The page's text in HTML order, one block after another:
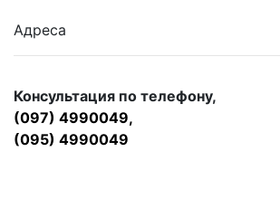
Адреса
Консультация по телефону,
(097) 4990049,
(095) 4990049